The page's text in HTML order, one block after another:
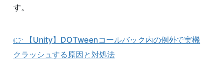
す。
👉 【Unity】DOTweenコールバック内の例外で実機
クラッシュする原因と対処法